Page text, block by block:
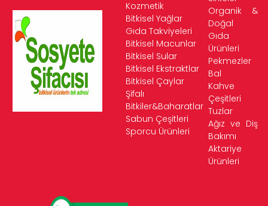
Kozmetik
Bitkisel Yağlar
Gıda Takviyeleri
Bitkisel Macunlar
Bitkisel Sular
Bitkisel Ekstraktlar
Bitkisel Çaylar
Şifalı
Bitkiler&Baharatlar
Sabun Çeşitleri
Sporcu Ürünleri
Organik &
Doğal
Gıda
Ürünleri
Pekmezler
Bal
Kahve
Çeşitleri
Tuzlar
Ağız ve Diş
Bakımı
Aktariye
Ürünleri